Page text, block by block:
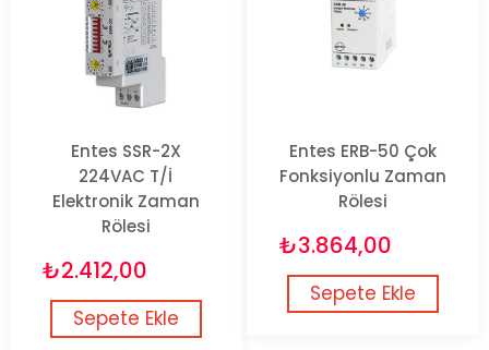
Entes SSR-2X
224VAC T/İ
Elektronik Zaman
Rölesi
₺2.412,00
Sepete Ekle
Entes ERB-50 Çok
Fonksiyonlu Zaman
Rölesi
₺3.864,00
Sepete Ekle